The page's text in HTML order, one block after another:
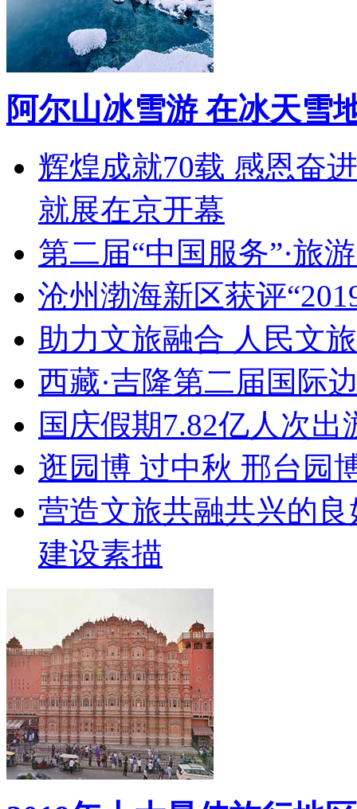
阿尔山冰雪游 在冰天雪
辉煌成就70载 感恩奋
就展在京开幕
第二届“中国服务”·旅
沧州渤海新区获评
助力文旅融合 人民文
西藏·吉隆第二届国际
国庆假期7.82亿人次
逛园博 过中秋 邢台园
营造文旅共融共兴的
建设素描